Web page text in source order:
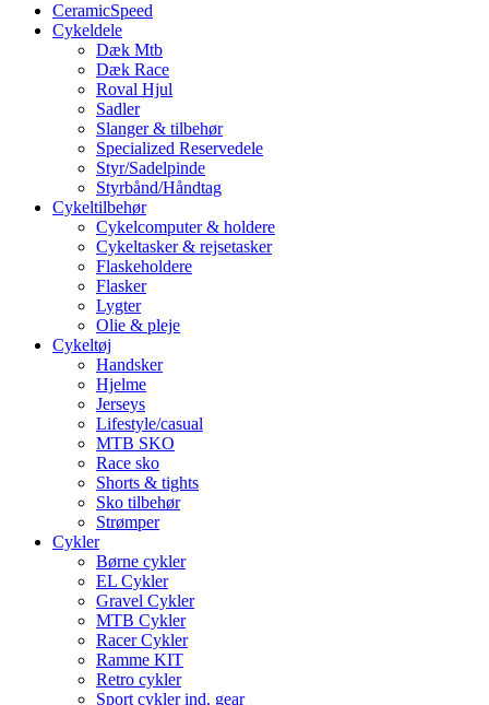
CeramicSpeed
Cykeldele
Dæk Mtb
Dæk Race
Roval Hjul
Sadler
Slanger & tilbehør
Specialized Reservedele
Styr/Sadelpinde
Styrbånd/Håndtag
Cykeltilbehør
Cykelcomputer & holdere
Cykeltasker & rejsetasker
Flaskeholdere
Flasker
Lygter
Olie & pleje
Cykeltøj
Handsker
Hjelme
Jerseys
Lifestyle/casual
MTB SKO
Race sko
Shorts & tights
Sko tilbehør
Strømper
Cykler
Børne cykler
EL Cykler
Gravel Cykler
MTB Cykler
Racer Cykler
Ramme KIT
Retro cykler
Sport cykler ind. gear